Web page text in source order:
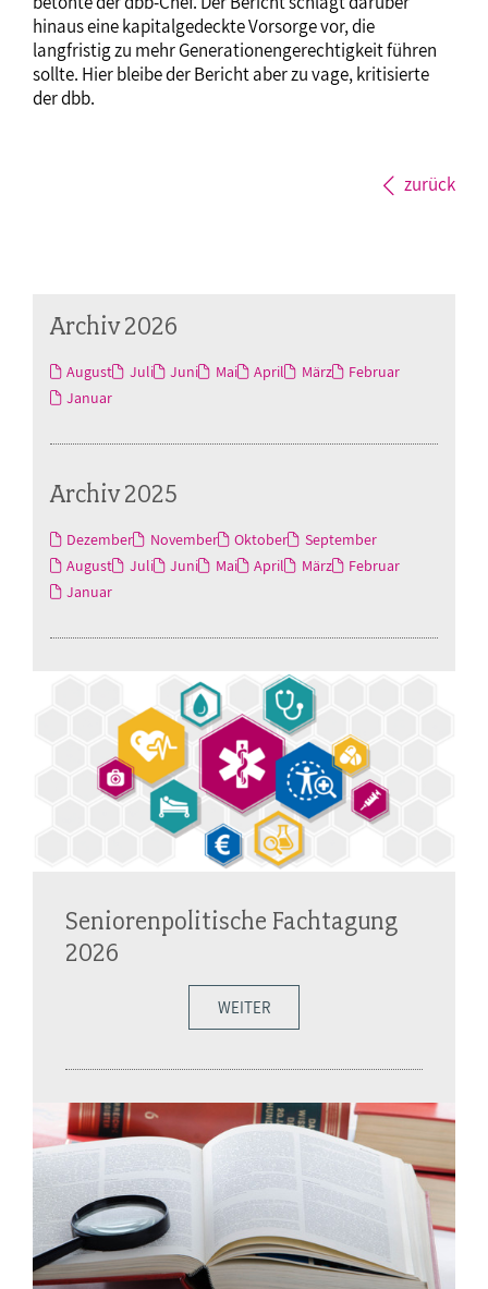
hinaus eine kapitalgedeckte Vorsorge vor, die
langfristig zu mehr Generationengerechtigkeit führen
sollte. Hier bleibe der Bericht aber zu vage, kritisierte
der dbb.
zurück
Archiv 2026
August Juli Juni Mai April März
Februar
Januar
Archiv 2025
Dezember November Oktober
September
August
Juli Juni Mai April März
Februar
Januar
Seniorenpolitische Fachtagung
2026
WEITER